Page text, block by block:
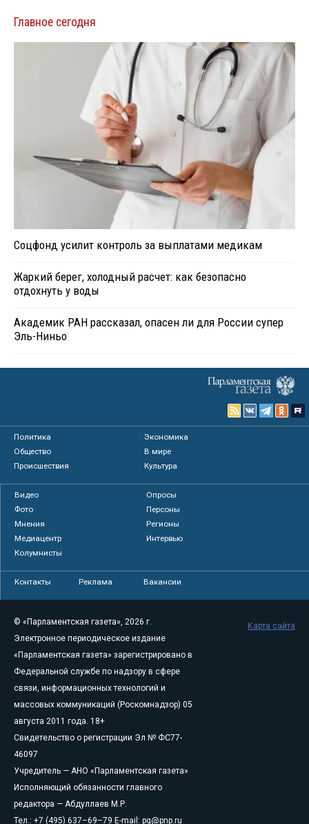
Главное сегодня
Соцфонд усилит контроль за выплатами медикам
Жаркий берег, холодный расчет: как безопасно
отдохнуть у воды
Академик РАН рассказал, опасен ли для России супер
Эль-Ниньо
Политика
Экономика
Общество
В мире
Происшествия
Культура
Видео
Опросы
Фото
Персоны
Мнения
Регионы
Медиацентр
Интервью
Колумнисты
Контакты Реклама Вакансии
© «Парламентская газета», 2026 г.
Электронное периодическое издание
«Парламентская газета» зарегистрировано в
Федеральной службе по надзору в сфере
связи, информационных технологий и
массовых коммуникаций (Роскомнадзор) 05
августа 2011 года. 18+
Свидетельство о регистрации Эл № ФС77-
46097
Учредитель — АНО «Парламентская газета»
Исполняющий обязанности главного
редактора — Абдуллаев М.Р.
Тел.: +7 (495) 637–69–79 E-mail: pg@pnp.ru
Карта сайта